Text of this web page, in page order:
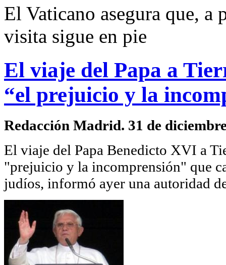
El Vaticano asegura que, a
visita sigue en pie
El viaje del Papa a
“el prejuicio y la
Redacción Madrid. 31 de
El viaje del Papa Benedicto XVI a
"prejuicio y la incomprensión" que
judíos, informó ayer una autoridad